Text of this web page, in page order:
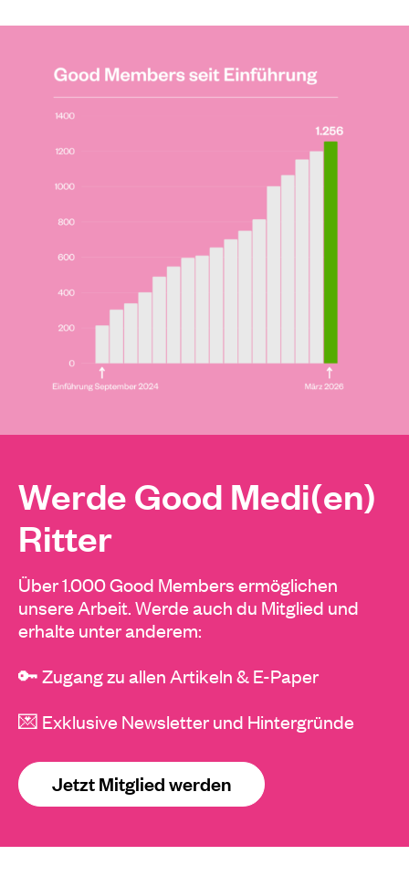
Werde Good Medi(en)
Ritter
Über 1.000 Good Members ermöglichen
unsere Arbeit. Werde auch du Mitglied und
erhalte unter anderem:
🔑 Zugang zu allen Artikeln & E-Paper
💌 Exklusive Newsletter und Hintergründe
Jetzt Mitglied werden